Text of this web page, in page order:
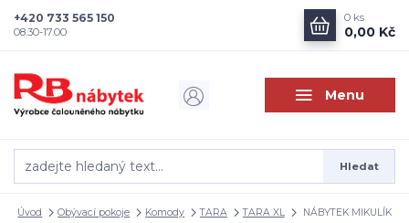
Menu
Hledat
+420 733 565 150
08.30-17.00
0 ks
0,00 Kč
Úvod Obývací pokoje Komody TARA TARA XL
NÁBYTEK MIKULÍK